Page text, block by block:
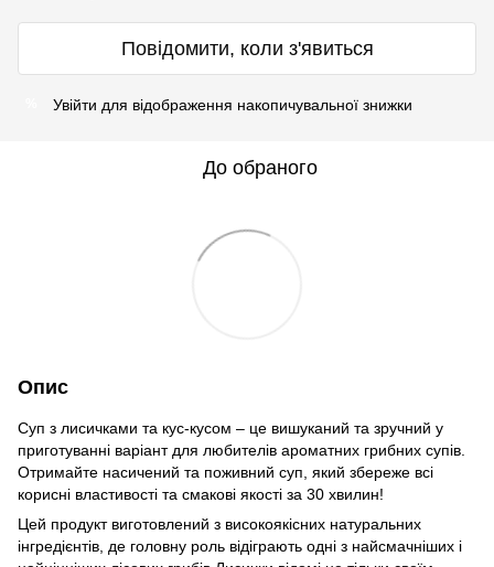
Повідомити, коли з'явиться
Увійти для відображення накопичувальної знижки
До обраного
Опис
Суп з лисичками та кус-кусом – це вишуканий та зручний у
приготуванні варіант для любителів ароматних грибних супів.
Отримайте насичений та поживний суп, який збереже всі
корисні властивості та смакові якості за 30 хвилин!
Цей продукт виготовлений з високоякісних натуральних
інгредієнтів, де головну роль відіграють одні з найсмачніших і